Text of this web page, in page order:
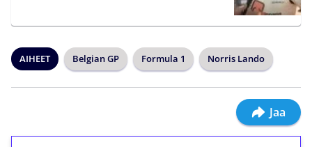
AIHEET Belgian GP Formula 1 Norris Lando
Jaa